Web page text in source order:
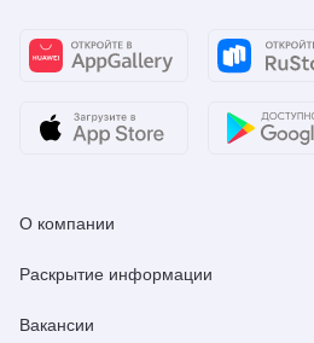
О компании
Раскрытие информации
Вакансии